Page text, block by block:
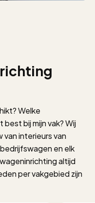
Welke
bij mijn vak? Wij
van interieurs van
en elk
altijd
per vakgebied zijn